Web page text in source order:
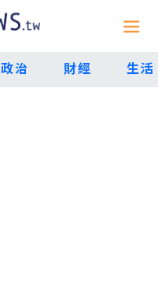
政治 財經 生活